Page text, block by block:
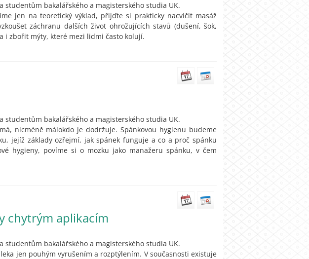
studentům bakalářského a magisterského studia UK.
jen na teoretický výklad, přijďte si prakticky nacvičit masáž
záchranu dalších život ohrožujících stavů (dušení, šok,
i zbořit mýty, které mezi lidmi často kolují.
studentům bakalářského a magisterského studia UK.
nicméně málokdo je dodržuje. Spánkovou hygienu budeme
jejíž základy ozřejmí, jak spánek funguje a co a proč spánku
hygieny, povíme si o mozku jako manažeru spánku, v čem
chytrým aplikacím
studentům bakalářského a magisterského studia UK.
jen pouhým vyrušením a rozptýlením. V současnosti existuje